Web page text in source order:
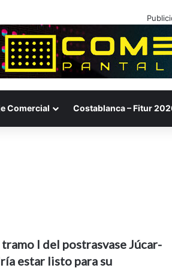
Comercial Costablanca – Fitur
I del postrasvase Júcar-
estar listo para su